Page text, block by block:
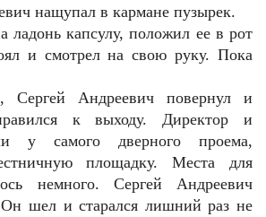
нащупал в кармане пузырек.
ладонь капсулу, положил ее в рот
и смотрел на свою руку. Пока
Сергей Андреевич повернул и
к выходу. Директор и
у самого дверного проема,
площадку. Места для
немного. Сергей Андреевич
Он шел и старался лишний раз не